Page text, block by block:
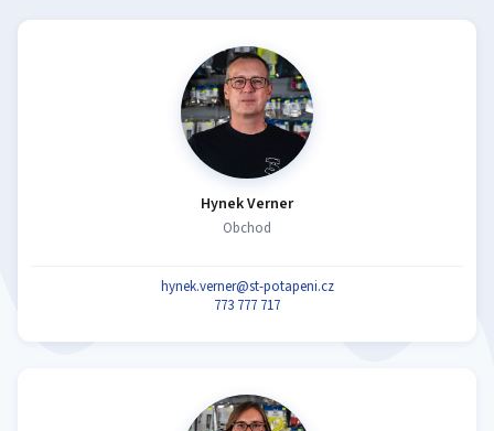
Hynek Verner
Obchod
hynek.verner@st-potapeni.cz
773 777 717